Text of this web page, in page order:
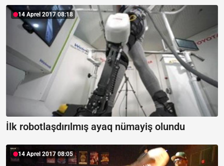
14 Aprel 2017 08:18
İlk robotlaşdırılmış ayaq nümayiş olundu
14 Aprel 2017 08:05